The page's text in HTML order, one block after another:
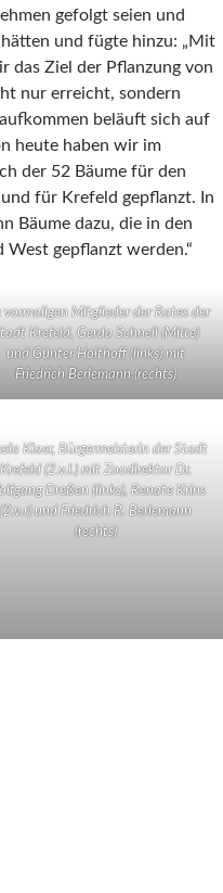
gefolgt seien und
und fügte hinzu: „Mit
das Ziel der Pflanzung von
nur erreicht, sondern
beläuft sich auf
heute haben wir im
der 52 Bäume für den
für Krefeld gepflanzt. In
Bäume dazu, die in den
gepflanzt werden.“
vormaligen Mitglieder der Rates der
Krefeld, Gerda Schnell (Mitte)
und Günter Holthoff (links) mit
Friedrich Berlemann (rechts)
Klaer, Bürgermeisterin der Stadt
Krefeld (2.v.l.) mit Zoodirektor Dr.
Dreßen (links), Renate Krins
(2.v.r) und Friedrich R. Berlemann
(rechts)